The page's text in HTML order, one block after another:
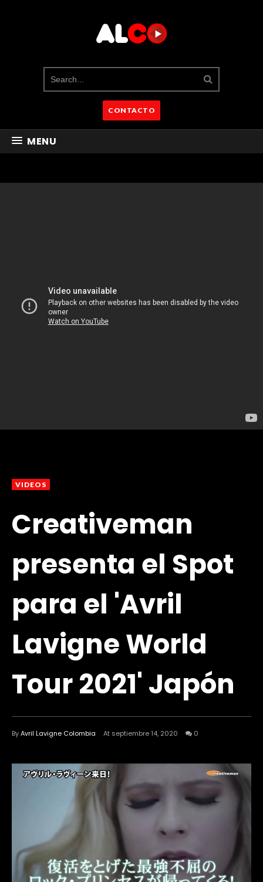
CONTACTO
MENU
VIDEOS
Creativeman
presenta el Spot
para el 'Avril
Lavigne World
Tour 2021' Japón
ByAvril Lavigne Colombia At septiembre 14, 2020 0